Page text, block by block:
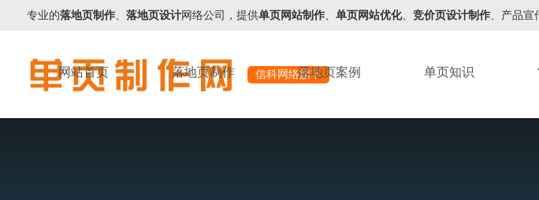
专业的落地页制作、 落地页设计网络公司，提供单页网站制作、 单页网站优化、 竞价页设计制作、产品宣
信科网络旗下
网站首页 落地页制作 落地页案例 单页知识